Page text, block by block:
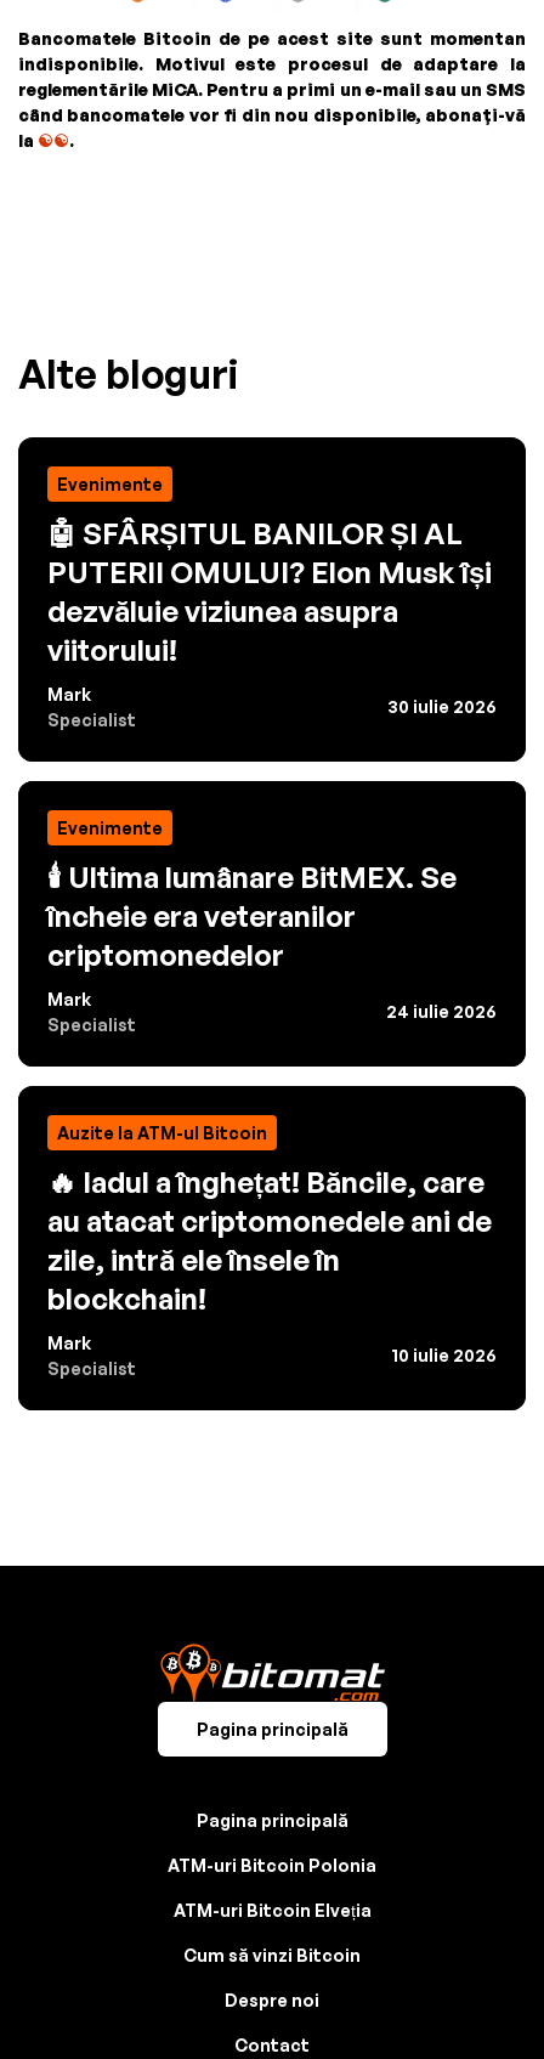
Bancomatele Bitcoin de pe acest site sunt momentan
indisponibile. Motivul este procesul de adaptare la
reglementările MiCA. Pentru a primi un e-mail sau un SMS
când bancomatele vor fi din nou disponibile, abonați-vă
la ☯☯.
Alte bloguri
Evenimente
🤖 SFÂRȘITUL BANILOR ȘI AL
PUTERII OMULUI? Elon Musk își
dezvăluie viziunea asupra
viitorului!
Mark
Specialist
30 iulie 2026
Evenimente
🕯️ Ultima lumânare BitMEX. Se
încheie era veteranilor
criptomonedelor
Mark
Specialist
24 iulie 2026
Auzite la ATM-ul Bitcoin
🔥 Iadul a înghețat! Băncile, care
au atacat criptomonedele ani de
zile, intră ele însele în
blockchain!
Mark
Specialist
10 iulie 2026
Pagina principală
Pagina principală
ATM-uri Bitcoin Polonia
ATM-uri Bitcoin Elveția
Cum să vinzi Bitcoin
Despre noi
Contact